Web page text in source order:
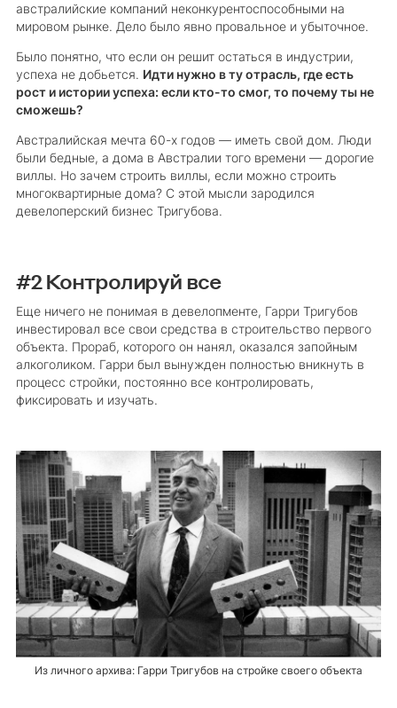
австралийские компаний неконкурентоспособными на
мировом рынке. Дело было явно провальное и убыточное.
Было понятно, что если он решит остаться в индустрии,
успеха не добьется. Идти нужно в ту отрасль, где есть
рост и истории успеха: если кто-то смог, то почему ты не
сможешь?
Австралийская мечта 60-х годов — иметь свой дом. Люди
были бедные, а дома в Австралии того времени — дорогие
виллы. Но зачем строить виллы, если можно строить
многоквартирные дома? С этой мысли зародился
девелоперский бизнес Тригубова.
#2 Контролируй все
Еще ничего не понимая в девелопменте, Гарри Тригубов
инвестировал все свои средства в строительство первого
объекта. Прораб, которого он нанял, оказался запойным
алкоголиком. Гарри был вынужден полностью вникнуть в
процесс стройки, постоянно все контролировать,
фиксировать и изучать.
Из личного архива: Гарри Тригубов на стройке своего объекта